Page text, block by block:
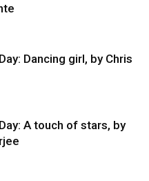
Dancing girl, by Chris
A touch of stars, by